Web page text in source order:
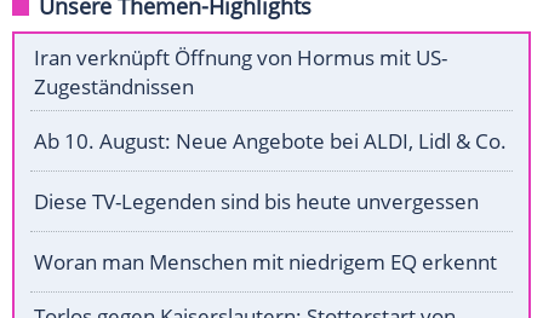
Unsere Themen-Highlights
Iran verknüpft Öffnung von Hormus mit US-
Zugeständnissen
Ab 10. August: Neue Angebote bei ALDI, Lidl & Co.
Diese TV-Legenden sind bis heute unvergessen
Woran man Menschen mit niedrigem EQ erkennt